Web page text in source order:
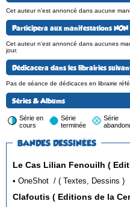
Cet auteur n'est annoncé dans aucune
Participera aux manifestations
Cet auteur n'est annoncé dans aucunes
jour.
Dédicacera dans les librairies
Pas de séance de dédicaces en librairie
Séries & Albums
Série en
cours
Série
terminée
Série
BANDES DESSINÉES
Le Cas
• OneShot / ( Textes, Dessins )
Clafoutis ( Editions de la